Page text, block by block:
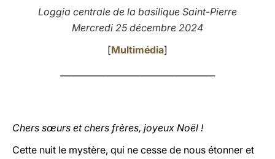
Loggia centrale de la basilique Saint-Pierre
Mercredi 25 décembre 2024
[Multimédia]
Chers sœurs et chers frères, joyeux Noël !
Cette nuit le mystère, qui ne cesse de nous étonner et